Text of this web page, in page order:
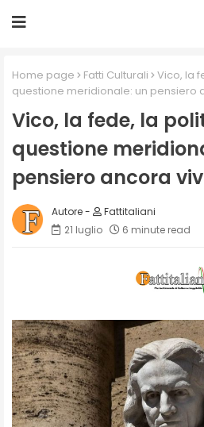
Home page Fatti Culturali
Vico, la
questione meridionale: un pensiero
Vico, la fede, la
questione
pensiero ancora
Fattitaliani
21 luglio
6 minute read